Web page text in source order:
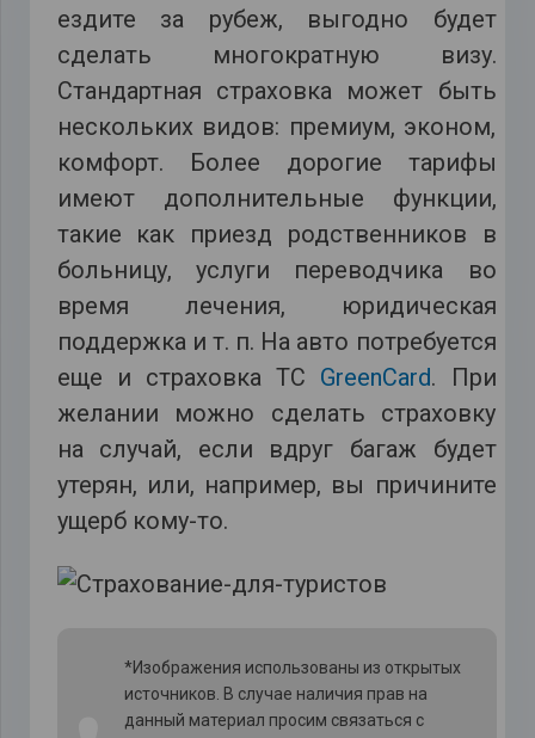
ездите за рубеж, выгодно будет
сделать многократную визу.
Стандартная страховка может быть
нескольких видов: премиум, эконом,
комфорт. Более дорогие тарифы
имеют дополнительные функции,
такие как приезд родственников в
больницу, услуги переводчика во
время лечения, юридическая
поддержка и т. п. На авто потребуется
еще и страховка ТС GreenCard. При
желании можно сделать страховку
на случай, если вдруг багаж будет
утерян, или, например, вы причините
ущерб кому-то.
*Изображения использованы из открытых
источников. В случае наличия прав на
данный материал просим связаться с